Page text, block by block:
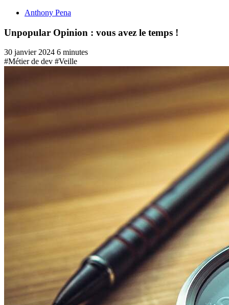
Anthony Pena
Unpopular Opinion : vous avez le temps !
30 janvier 2024 6 minutes
#Métier de dev #Veille